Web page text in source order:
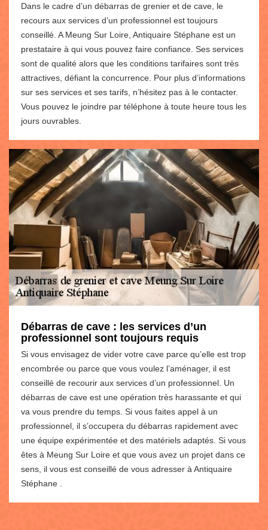
Dans le cadre d’un débarras de grenier et de cave, le
recours aux services d’un professionnel est toujours
conseillé. A Meung Sur Loire, Antiquaire Stéphane est un
prestataire à qui vous pouvez faire confiance. Ses services
sont de qualité alors que les conditions tarifaires sont très
attractives, défiant la concurrence. Pour plus d’informations
sur ses services et ses tarifs, n’hésitez pas à le contacter.
Vous pouvez le joindre par téléphone à toute heure tous les
jours ouvrables.
Débarras de cave : les services d’un
professionnel sont toujours requis
Si vous envisagez de vider votre cave parce qu’elle est trop
encombrée ou parce que vous voulez l’aménager, il est
conseillé de recourir aux services d’un professionnel. Un
débarras de cave est une opération très harassante et qui
va vous prendre du temps. Si vous faites appel à un
professionnel, il s’occupera du débarras rapidement avec
une équipe expérimentée et des matériels adaptés. Si vous
êtes à Meung Sur Loire et que vous avez un projet dans ce
sens, il vous est conseillé de vous adresser à Antiquaire
Stéphane .